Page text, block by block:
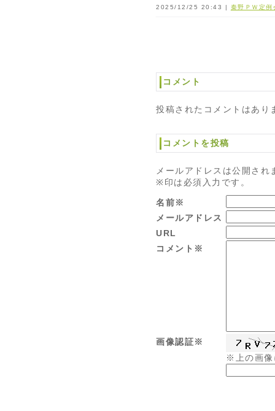
2025/12/25 20:43 | 秦野ＰＷ定例
コメント
投稿されたコメントはあり
コメントを投稿
メールアドレスは公開され
※印は必須入力です。
名前※
メールアドレス
URL
コメント※
画像認証※
※上の画像